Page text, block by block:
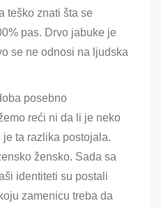
teško znati šta se
pas. Drvo jabuke je
se ne odnosi na ljudska
posebno
reći ni da li je neko
ta razlika postojala.
žensko. Sada sa
identiteti su postali
zamenicu treba da